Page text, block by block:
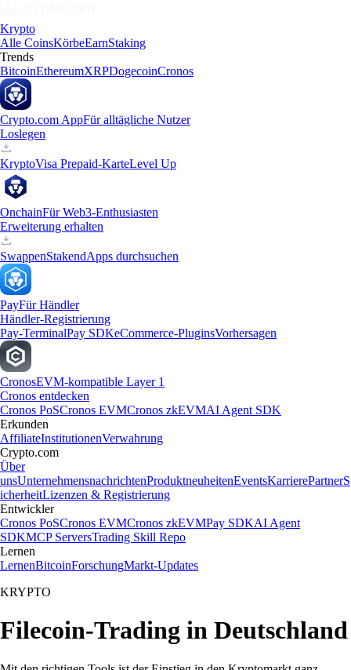
Krypto
Alle CoinsKörbeEarnStaking
Trends
BitcoinEthereumXRPDogecoinCronos
Crypto.com AppFür alltägliche Nutzer
Loslegen
KryptoVisa Prepaid-KarteLevel Up
OnchainFür Web3-Enthusiasten
Erweiterung erhalten
SwappenStakendApps durchsuchen
PayFür Händler
Händler-Registrierung
Pay-TerminalPay SDKeCommerce-PluginsVorhersagen
CronosEVM-kompatible Layer 1
Cronos entdecken
Cronos PoSCronos EVMCronos zkEVMAI Agent SDK
Erkunden
AffiliateInstitutionenVerwahrung
Crypto.com
Über
unsUnternehmensnachrichtenProduktneuheitenEventsKarrierePartnerS
icherheitLizenzen & Registrierung
Entwickler
Cronos PoSCronos EVMCronos zkEVMPay SDKAI Agent
SDKMCP ServersTrading Skill Repo
Lernen
LernenBitcoinForschungMarkt-Updates
KRYPTO
Filecoin-Trading in Deutschland